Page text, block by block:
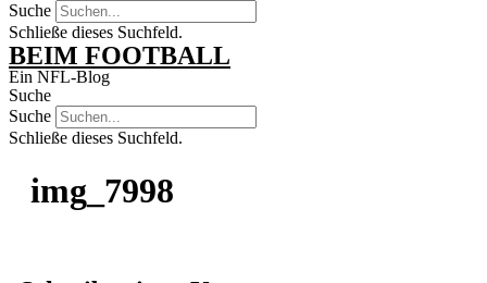
Suche
Schließe dieses Suchfeld.
BEIM FOOTBALL
Ein NFL-Blog
Suche
Suche
Schließe dieses Suchfeld.
img_7998